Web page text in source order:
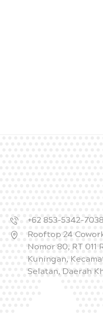
+62 853-5342-7038
Rooftop 24
Nomor 80, RT 011
Kuningan,
Selatan, Daerah